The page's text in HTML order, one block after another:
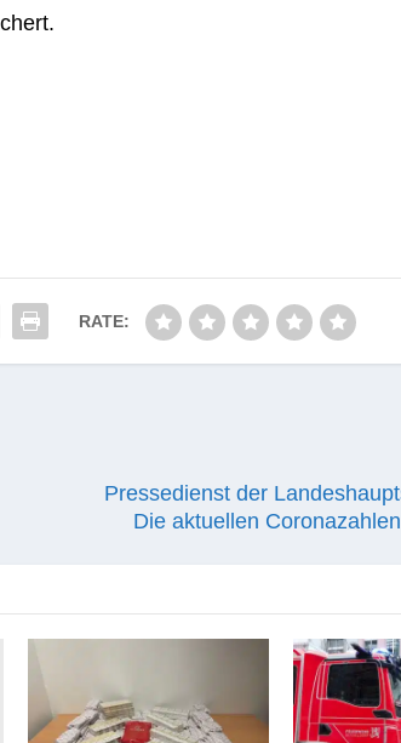
RATE:
Pressedienst der
Die aktuellen